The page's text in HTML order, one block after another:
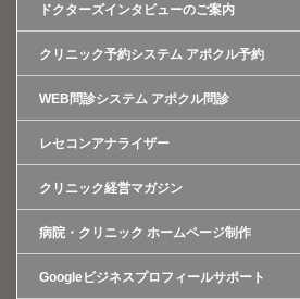
ドクターズインタビューのご案内
クリニック予約システム アポクル予約
WEB問診システム アポクル問診
レセコンアナライザー
クリニック経営マガジン
病院・クリニック ホームページ制作
Googleビジネスプロフィールサポート